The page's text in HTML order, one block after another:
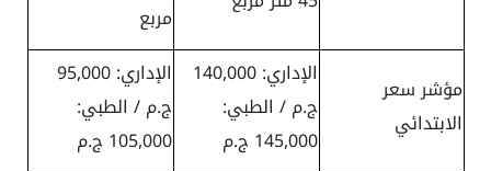
مربع
مؤشر سعر
الابتدائي
الإداري: 140,000
ج.م / الطبي:
145,000 ج.م
الإداري: 95,000
ج.م / الطبي:
105,000 ج.م